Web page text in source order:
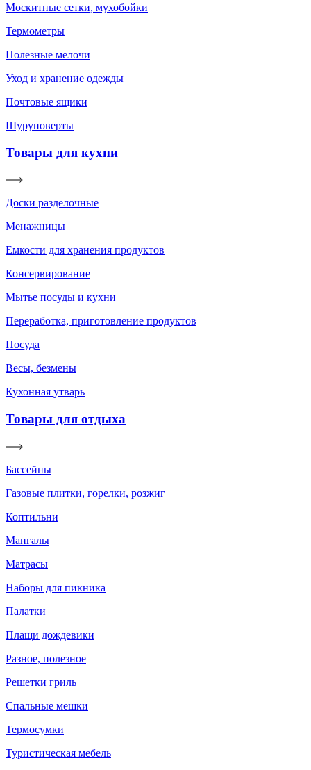
Москитные сетки, мухобойки
Термометры
Полезные мелочи
Уход и хранение одежды
Почтовые ящики
Шуруповерты
Товары для кухни
Доски разделочные
Менажницы
Емкости для хранения продуктов
Консервирование
Мытье посуды и кухни
Переработка, приготовление продуктов
Посуда
Весы, безмены
Кухонная утварь
Товары для отдыха
Бассейны
Газовые плитки, горелки, розжиг
Коптильни
Мангалы
Матрасы
Наборы для пикника
Палатки
Плащи дождевики
Разное, полезное
Решетки гриль
Спальные мешки
Термосумки
Туристическая мебель